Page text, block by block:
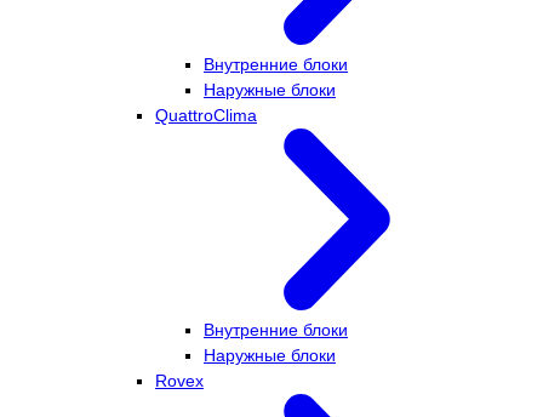
Внутренние блоки
Наружные блоки
QuattroClima
Внутренние блоки
Наружные блоки
Rovex